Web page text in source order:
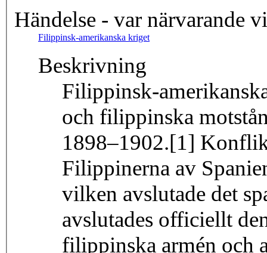
Händelse - var närvarande
Filippinsk-amerikanska kriget
Beskrivning
Filippinsk-
och filippinska
1898–1902.[1]
Filippinerna av
vilken avslutade det
avslutades officiellt
filippinska armén och